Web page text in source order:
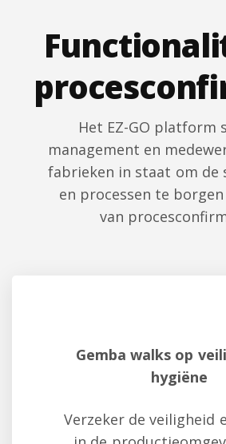
Het EZ-GO platform
management en
fabrieken in staat om de
en processen te
van
Gemba walks op
hygiëne
Verzeker de veiligheid